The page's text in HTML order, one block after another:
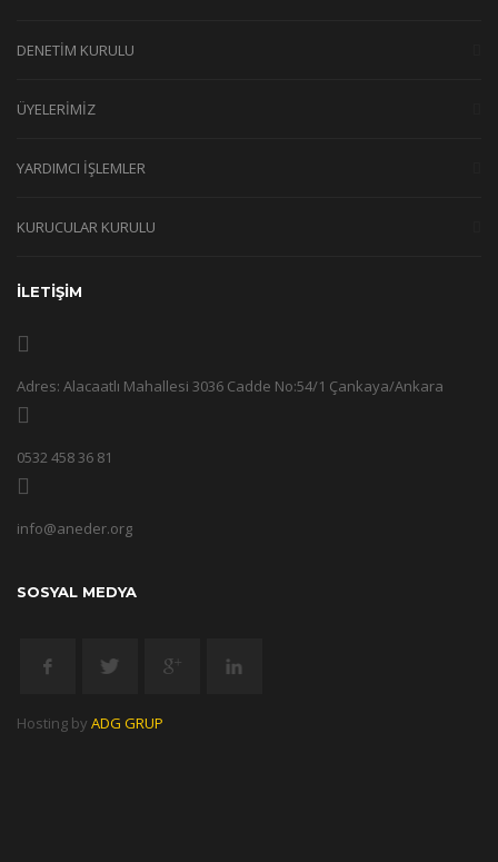
DENETİM KURULU
ÜYELERİMİZ
YARDIMCI İŞLEMLER
KURUCULAR KURULU
İLETİŞİM
Adres: Alacaatlı Mahallesi 3036 Cadde No:54/1 Çankaya/Ankara
0532 458 36 81
info@aneder.org
SOSYAL MEDYA
Hosting by ADG GRUP